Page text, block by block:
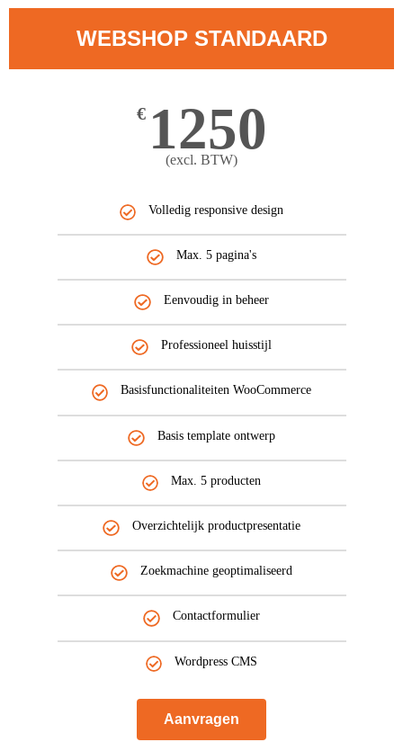
WEBSHOP STANDAARD
€ 1250
(excl. BTW)
Volledig responsive design
Max. 5 pagina's
Eenvoudig in beheer
Professioneel huisstijl
Basisfunctionaliteiten WooCommerce
Basis template ontwerp
Max. 5 producten
Overzichtelijk productpresentatie
Zoekmachine geoptimaliseerd
Contactformulier
Wordpress CMS
Aanvragen